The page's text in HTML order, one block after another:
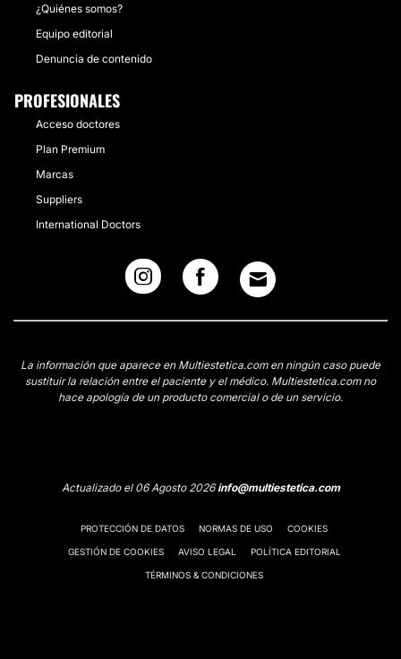
¿Quiénes somos?
Equipo editorial
Denuncia de contenido
PROFESIONALES
Acceso doctores
Plan Premium
Marcas
Suppliers
International Doctors
La información que aparece en Multiestetica.com en ningún caso puede
sustituir la relación entre el paciente y el médico. Multiestetica.com no
hace apología de un producto comercial o de un servicio.
Actualizado el 06 Agosto 2026info@multiestetica.com
PROTECCIÓN DE DATOS NORMAS DE USO COOKIES
GESTIÓN DE COOKIES AVISO LEGAL POLÍTICA EDITORIAL
TÉRMINOS & CONDICIONES